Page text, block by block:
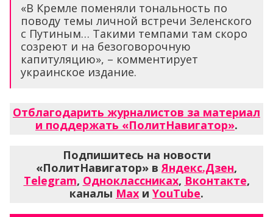
«В Кремле поменяли тональность по
поводу темы личной встречи Зеленского
с Путиным… Такими темпами там скоро
созреют и на безоговорочную
капитуляцию», – комментирует
украинское издание.
Отблагодарить журналистов за материал
и поддержать «ПолитНавигатор».
Подпишитесь на новости
«ПолитНавигатор» вЯндекс.Дзен,
Telegram, Одноклассниках, Вконтакте,
каналы Max и YouTube.